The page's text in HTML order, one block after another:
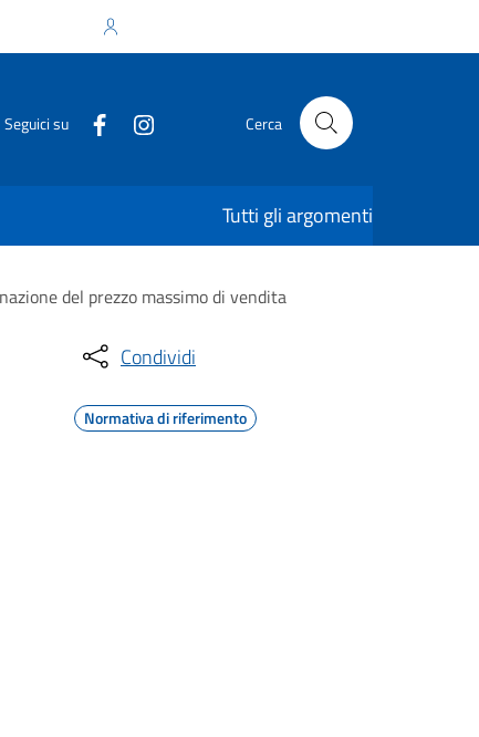
Seguici su Cerca
Tutti gli argomenti
del prezzo massimo di vendita
Condividi
Normativa di riferimento